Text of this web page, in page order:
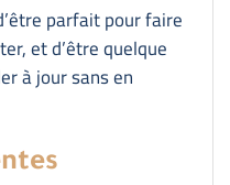
parfait pour faire
et d’être quelque
à jour sans en